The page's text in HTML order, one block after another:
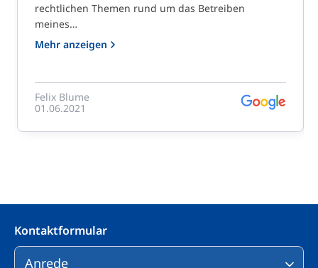
rechtlichen Themen rund um das Betreiben
meines…
Mehr anzeigen
Felix Blume
01.06.2021
Kontaktformular
Bitte lasse dieses Feld leer.